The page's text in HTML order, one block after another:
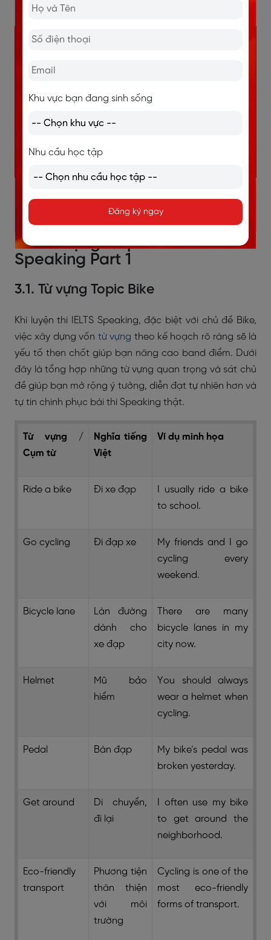
Common: phổ biến
mẫu và từ vựng Band 7+
3. Từ vựng Topic Bike - IELTS
Speaking Part 1
3.1. Từ vựng Topic Bike
Khi luyện thi IELTS Speaking, đặc biệt với chủ đề Bike,
việc xây dựng vốn từ vựng theo kế hoạch rõ ràng sẽ là
yếu tố then chốt giúp bạn nâng cao band điểm. Dưới
đây là tổng hợp những từ vựng quan trọng và sát chủ
đề giúp bạn mở rộng ý tưởng, diễn đạt tự nhiên hơn và
tự tin chinh phục bài thi Speaking thật.
Từ vựng /
Cụm từ
Nghĩa tiếng
Việt
Ví dụ minh họa
Ride a bike Đi xe đạp
I usually ride a bike
to school.
Go cycling Đi đạp xe
My friends and I go
cycling every
weekend.
Bicycle lane
Làn đường
dành cho
xe đạp
There are many
bicycle lanes in my
city now.
Helmet
Mũ bảo
hiểm
You should always
wear a helmet when
cycling.
Pedal Bàn đạp
My bike’s pedal was
broken yesterday.
Get around
Di chuyển,
đi lại
I often use my bike
to get around the
neighborhood.
Eco-friendly
transport
Phương tiện
thân thiện
với môi
trường
Cycling is one of the
most eco-friendly
forms of transport.
Khu vực bạn đang sinh sống
Nhu cầu học tập
Đăng ký ngay